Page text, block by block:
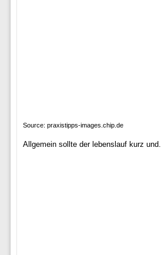
Source: praxistipps-images.chip.de
Allgemein sollte der lebenslauf kurz und.